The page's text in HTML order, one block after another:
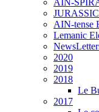
AIN-tense
Lemanic
2020
2019
2018
Le
2017